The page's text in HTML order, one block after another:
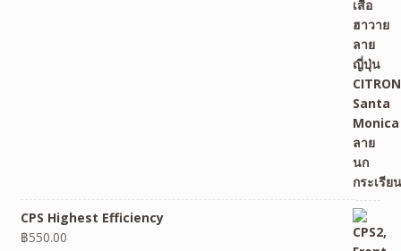
CPS Highest Efficiency
฿550.00